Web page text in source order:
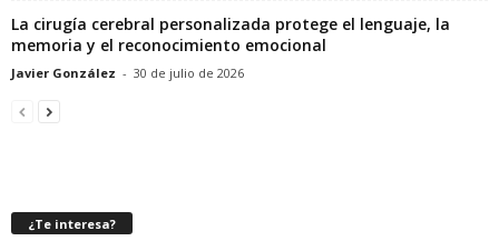
La cirugía cerebral personalizada protege el lenguaje, la
memoria y el reconocimiento emocional
Javier González - 30 de julio de 2026
¿Te interesa?